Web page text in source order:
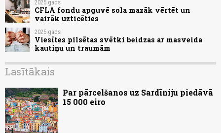
2025.gads
CFLA fondu apguvē sola mazāk vērtēt un
vairāk uzticēties
2025.gads
Viesītes pilsētas svētki beidzas ar masveida
kautiņu un traumām
Lasītākais
Par pārcelšanos uz Sardīniju piedāvā
15 000 eiro